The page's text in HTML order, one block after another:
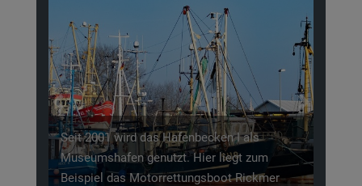
Seit 2001 wird das Hafenbecken I als
Museumshafen genutzt. Hier liegt zum
Beispiel das Motorrettungsboot Rickmer
Previous Next